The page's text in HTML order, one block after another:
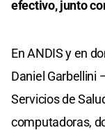
efectivo, junto
En ANDIS y en
Daniel Garbellini
Servicios de
computadoras,